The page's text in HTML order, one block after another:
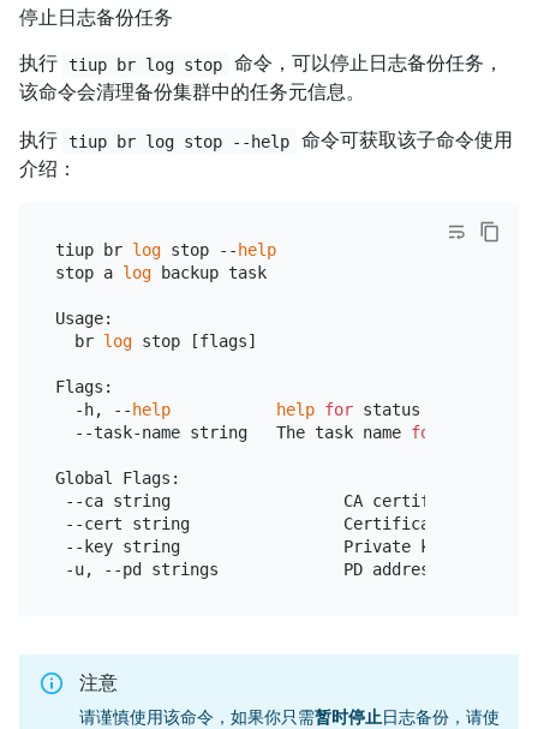
停止日志备份任务
执行 tiup br log stop
命令，可以停止日志备份任务，
该命令会清理备份集群中的任务元信息。
执行 tiup br log stop --help
命令可获取该子命令使用
介绍：
tiup br log stop -- help
stop a log backup task
Usage:
  br
log stop [flags]
Flags:
  -h, --
help help for status
  --task-name string   The task name
for
Global Flags:
--ca string                  CA certificate path
--cert string                Certificate path
--key string                 Private key path
注意
请谨慎使用该命令，如果你只需暂时停止日志备份，请使